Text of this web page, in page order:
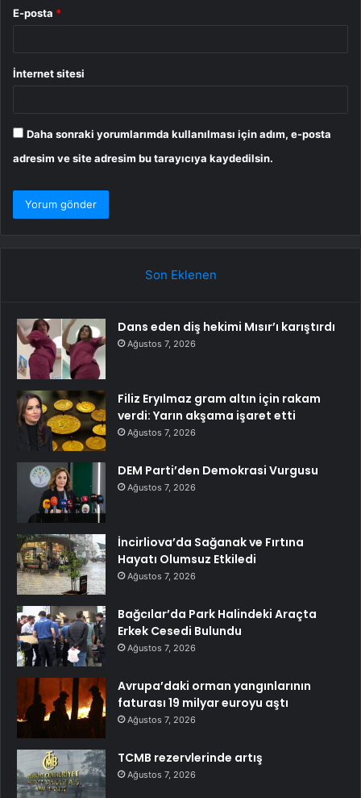
E-posta *
İnternet sitesi
Daha sonraki yorumlarımda kullanılması için adım, e-posta
adresim ve site adresim bu tarayıcıya kaydedilsin.
Son Eklenen
Dans eden diş hekimi Mısır’ı karıştırdı
Ağustos 7, 2026
Filiz Eryılmaz gram altın için rakam
verdi: Yarın akşama işaret etti
Ağustos 7, 2026
DEM Parti’den Demokrasi Vurgusu
Ağustos 7, 2026
İncirliova’da Sağanak ve Fırtına
Hayatı Olumsuz Etkiledi
Ağustos 7, 2026
Bağcılar’da Park Halindeki Araçta
Erkek Cesedi Bulundu
Ağustos 7, 2026
Avrupa’daki orman yangınlarının
faturası 19 milyar euroyu aştı
Ağustos 7, 2026
TCMB rezervlerinde artış
Ağustos 7, 2026